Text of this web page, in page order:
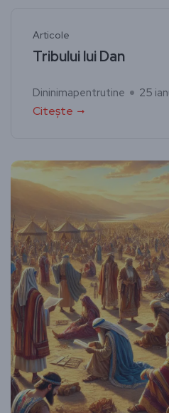
Articole
Tribului lui Dan
Dininimapentrutine 25
Citește